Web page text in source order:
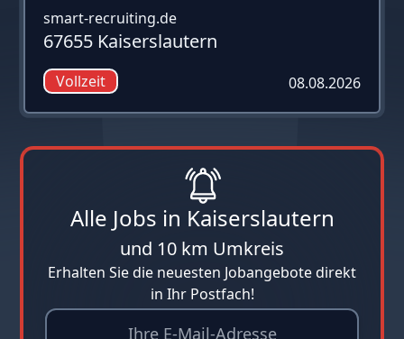
smart-recruiting.de
67655 Kaiserslautern
Vollzeit 08.08.2026
Alle Jobs in Kaiserslautern
und 10 km Umkreis
Erhalten Sie die neuesten Jobangebote direkt
in Ihr Postfach!